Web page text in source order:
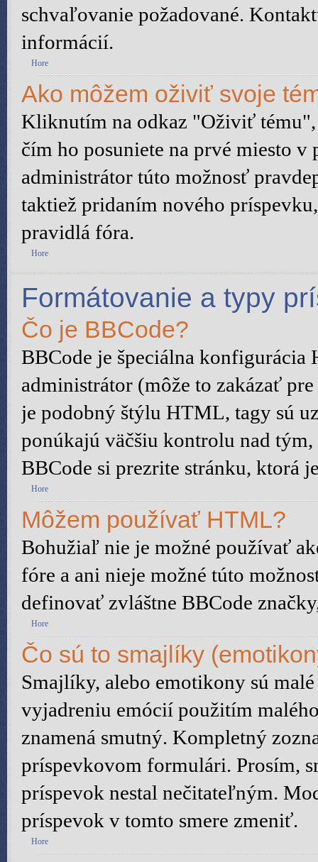
schvaľovanie požadované.
informácií.
Hore
Ako môžem oživiť svoje
Kliknutím na odkaz "Oživiť
čím ho posuniete na prvé miesto
administrátor túto možnosť
taktiež pridaním nového
pravidlá fóra.
Hore
Formátovanie a typy
Čo je BBCode?
BBCode je špeciálna
administrátor (môže to zakázať
je podobný štýlu HTML, tagy sú
ponúkajú väčšiu kontrolu nad
BBCode si prezrite stránku, ktorá
Hore
Môžem používať HTML?
Bohužiaľ nie je možné používať
fóre a ani nieje možné túto
definovať zvláštne BBCode
Hore
Čo sú to smajlíky
Smajlíky, alebo emotikony sú
vyjadreniu emócií použitím
znamená smutný. Kompletný
príspevkovom formulári. Prosím,
príspevok nestal nečitateľným.
príspevok v tomto smere zmeniť.
Hore